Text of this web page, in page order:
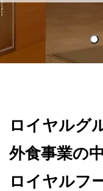
ロイヤルグ
外食事業の
ロイヤルフ